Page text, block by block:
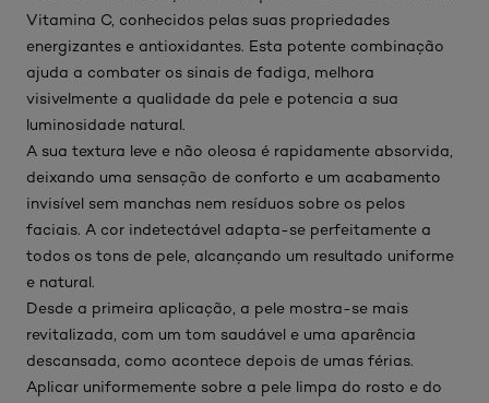
Vitamina C, conhecidos pelas suas propriedades
energizantes e antioxidantes. Esta potente combinação
ajuda a combater os sinais de fadiga, melhora
visivelmente a qualidade da pele e potencia a sua
luminosidade natural.
A sua textura leve e não oleosa é rapidamente absorvida,
deixando uma sensação de conforto e um acabamento
invisível sem manchas nem resíduos sobre os pelos
faciais. A cor indetectável adapta-se perfeitamente a
todos os tons de pele, alcançando um resultado uniforme
e natural.
Desde a primeira aplicação, a pele mostra-se mais
revitalizada, com um tom saudável e uma aparência
descansada, como acontece depois de umas férias.
Aplicar uniformemente sobre a pele limpa do rosto e do